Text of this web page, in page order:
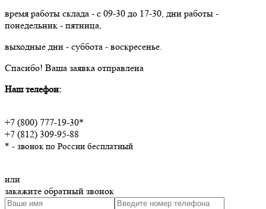
время работы склада - с 09-30 до 17-30, дни работы -
понедельник - пятница,
выходные дни - суббота - воскресенье.
Спасибо! Ваша заявка отправлена
Наш телефон:
+7 (800) 777-19-30*
+7 (812) 309-95-88
* - звонок по России бесплатный
или
закажите обратный звонок